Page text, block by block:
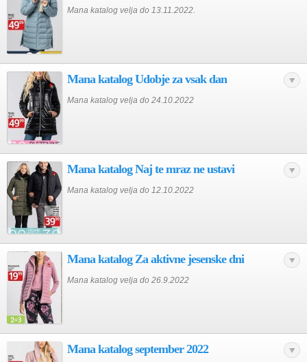
Mana katalog velja do 13.11.2022.
Mana katalog Udobje za vsak dan
Mana katalog velja do 24.10.2022
Mana katalog Naj te mraz ne ustavi
Mana katalog velja do 12.10.2022
Mana katalog Za aktivne jesenske dni
Mana katalog velja do 26.9.2022
Mana katalog september 2022